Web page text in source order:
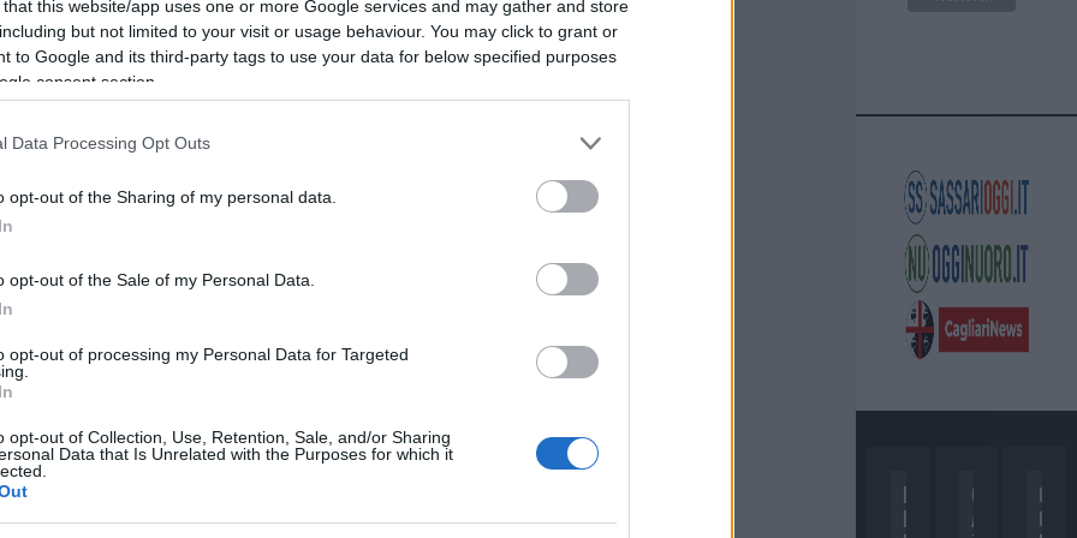
that this website/app uses one or more Google services and may gather and store
but not limited to your visit or usage behaviour. You may click to grant or
to Google and its third-party tags to use your data for below specified purposes
consent section.
Data Processing Opt Outs
opt-out of the Sharing of my personal data.
opt-out of the Sale of my Personal Data.
opt-out of processing my Personal Data for Targeted
opt-out of Collection, Use, Retention, Sale, and/or Sharing
Data that Is Unrelated with the Purposes for which it
Teresa Gallura
con Easter Festival il31 marzo alle
della Pasqua in musica, un attrattiva
Per l’occasione si esibiranno
.
di loro.
D
I
C
A
C
O